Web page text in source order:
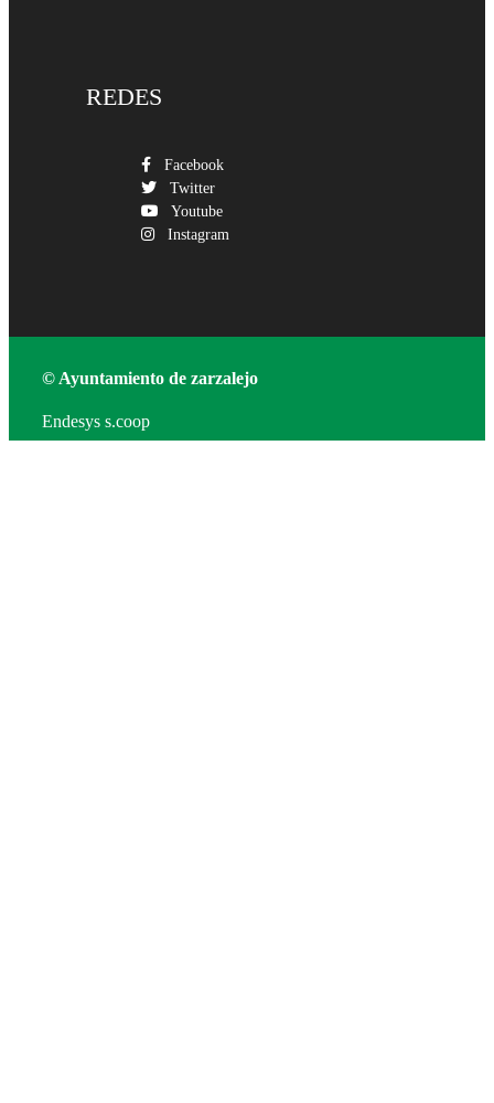
REDES
Facebook
Twitter
Youtube
Instagram
© Ayuntamiento de zarzalejo
Endesys s.coop